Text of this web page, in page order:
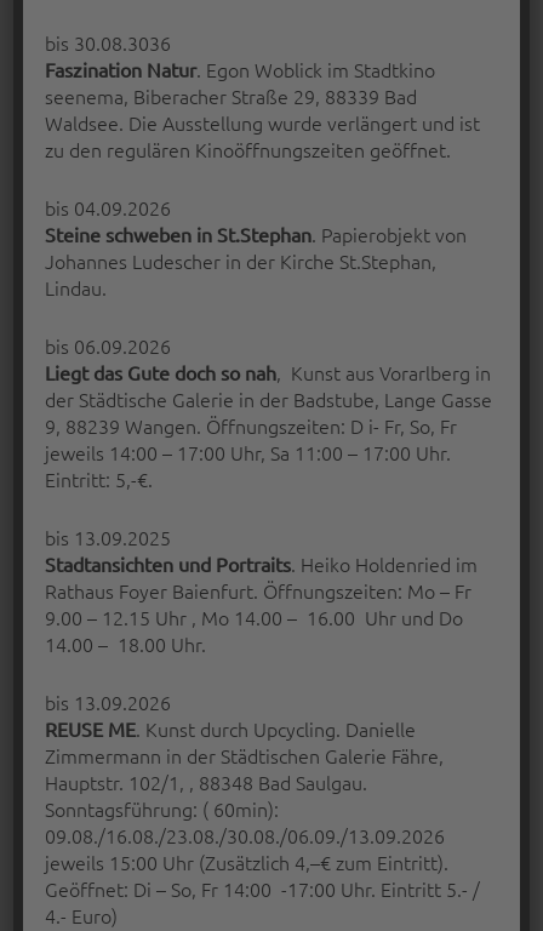
DAS WAR ER – DER
KUNSTFUNKEN 2016
Bereits Tradition: der Kunstfunken im
Skulpturenpark an der Ulmer Strasse. Mit
Hilfe…
Posted on:
15 Feb. 2016 Written by:
AUSSCHREIBUNG KUNSTPREIS
Der Kunstverein Radolfzell e.V. möchte
junge Kunst fördern und vergibt aus
Anlass…
Continue reading
“Ausschreibung Kunstpreis”
…
bis 30.08.3036
Faszination Natur. Egon Woblick im Stadtkino
seenema, Biberacher Straße 29, 88339 Bad
Waldsee. Die Ausstellung wurde verlängert und ist
zu den regulären Kinoöffnungszeiten geöffnet.
bis 04.09.2026
Steine schweben in St.Stephan. Papierobjekt von
Johannes Ludescher in der Kirche St.Stephan,
Lindau.
bis 06.09.2026
Liegt das Gute doch so nah, Kunst aus Vorarlberg in
der Städtische Galerie in der Badstube, Lange Gasse
9, 88239 Wangen. Öffnungszeiten: D i- Fr, So, Fr
jeweils 14:00 – 17:00 Uhr, Sa 11:00 – 17:00 Uhr.
Eintritt: 5,-€.
bis 13.09.2025
Stadtansichten und Portraits. Heiko Holdenried im
Rathaus Foyer Baienfurt. Öffnungszeiten: Mo – Fr
9.00 – 12.15 Uhr , Mo 14.00 – 16.00 Uhr und Do
14.00 – 18.00 Uhr.
bis 13.09.2026
REUSE ME. Kunst durch Upcycling. Danielle
Zimmermann in der Städtischen Galerie Fähre,
Hauptstr. 102/1, , 88348 Bad Saulgau.
Sonntagsführung: ( 60min):
09.08./16.08./23.08./30.08./06.09./13.09.2026
jeweils 15:00 Uhr (Zusätzlich 4,–€ zum Eintritt).
Geöffnet: Di – So, Fr 14:00 -17:00 Uhr. Eintritt 5.- /
4.- Euro)